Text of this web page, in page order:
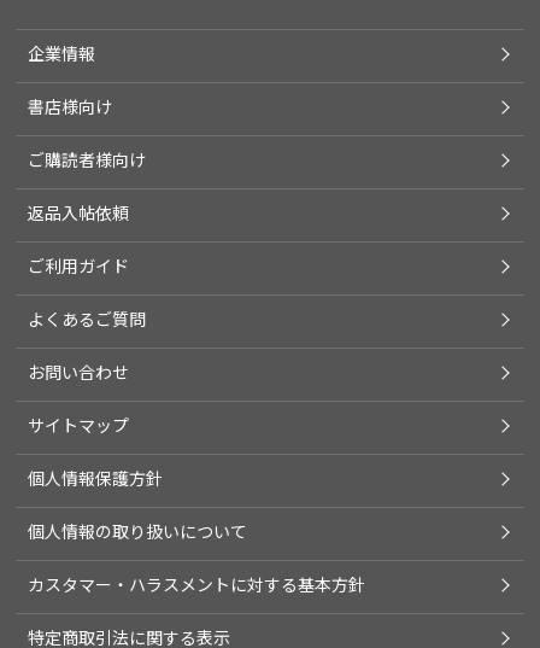
企業情報
書店様向け
ご購読者様向け
返品入帖依頼
ご利用ガイド
よくあるご質問
お問い合わせ
サイトマップ
個人情報保護方針
個人情報の取り扱いについて
カスタマー・ハラスメントに対する基本方針
特定商取引法に関する表示